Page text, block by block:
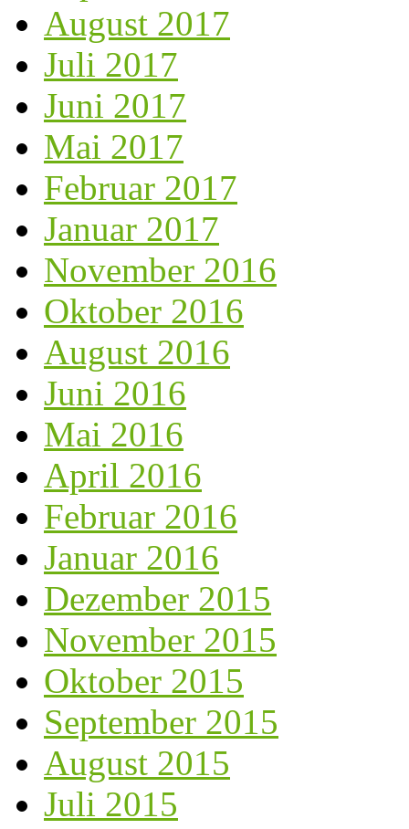
August 2017
Juli 2017
Juni 2017
Mai 2017
Februar 2017
Januar 2017
November 2016
Oktober 2016
August 2016
Juni 2016
Mai 2016
April 2016
Februar 2016
Januar 2016
Dezember 2015
November 2015
Oktober 2015
September 2015
August 2015
Juli 2015